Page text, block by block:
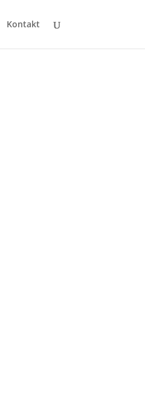
Kontakt